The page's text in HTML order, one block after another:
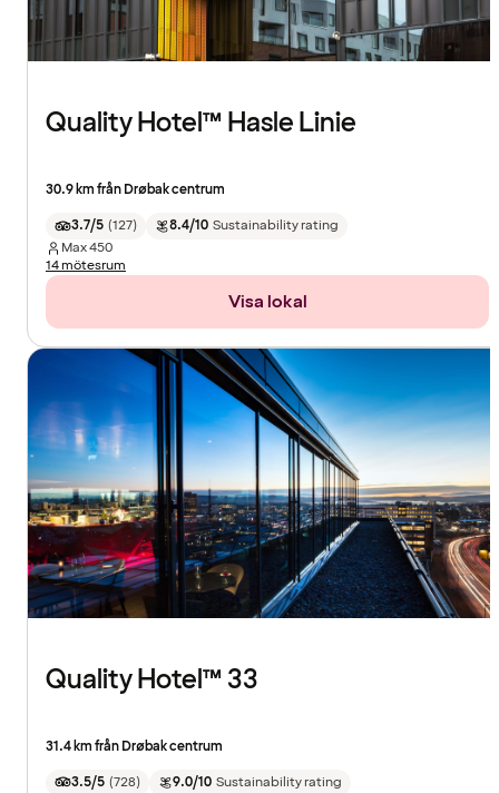
Quality Hotel™ Hasle Linie
30.9 km från Drøbak centrum
3.7/5 (127) 8.4/10 Sustainability rating
Max450
14 mötesrum
Visa lokal
Quality Hotel™ 33
31.4 km från Drøbak centrum
3.5/5 (728) 9.0/10 Sustainability rating